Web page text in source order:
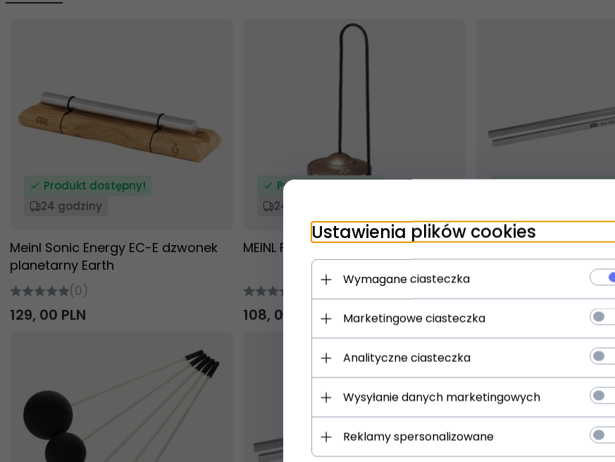
Produkt dostępny!
24 godziny
Meinl Sonic Energy EC-E dzwonek
planetarny Earth
(0)
129, 00 PLN
Produkt dostępny!
24 godziny
MEINL FICY-2 dzwonki na sznurku
108, 00
Meinl Sonic Energy
do medytacji
259,
Ustawienia plików cookies
Wymagane ciasteczka
Marketingowe ciasteczka
Analityczne ciasteczka
Wysyłanie danych marketingowych
Reklamy spersonalizowane